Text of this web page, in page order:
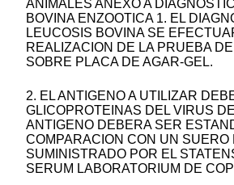
ANIMALES ANEXO A
BOVINA ENZOOTICA 1. EL
LEUCOSIS BOVINA SE
REALIZACION DE LA PRUEBA
SOBRE PLACA DE AGAR-GEL.
2. EL ANTIGENO A UTILIZAR
GLICOPROTEINAS DEL VIRUS
ANTIGENO DEBERA SER
COMPARACION CON UN SUERO
SUMINISTRADO POR EL
SERUM LABORATORIUM DE